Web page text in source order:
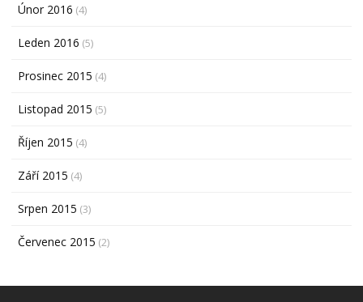
Únor 2016 (4)
Leden 2016 (5)
Prosinec 2015 (4)
Listopad 2015 (5)
Říjen 2015 (4)
Září 2015 (4)
Srpen 2015 (3)
Červenec 2015 (2)